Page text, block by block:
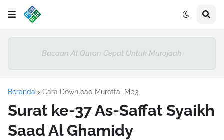
Bacaan Al Quran Cepat Untuk Murojaah
Beranda Cara Download Murottal Mp3
Surat ke-37 As-Saffat Syaikh
Saad Al Ghamidy